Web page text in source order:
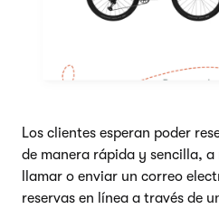
Los clientes esperan poder
de manera rápida y sencilla, a
llamar o enviar un correo
reservas en línea a través de